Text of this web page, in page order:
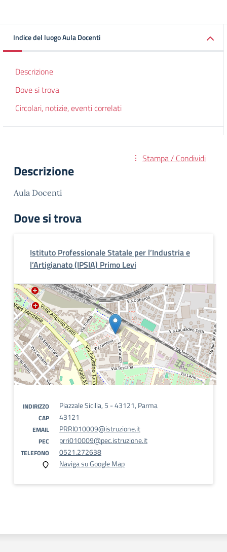
Indice del luogo Aula Docenti
Descrizione
Dove si trova
Circolari, notizie, eventi correlati
Stampa / Condividi
Descrizione
Aula Docenti
Dove si trova
Istituto Professionale Statale per l’Industria e
l’Artigianato (IPSIA) Primo Levi
INDIRIZZO Piazzale Sicilia, 5 - 43121, Parma
CAP 43121
EMAIL PRRI010009@istruzione.it
PEC prri010009@pec.istruzione.it
TELEFONO
0521.272638
Naviga su Google Map